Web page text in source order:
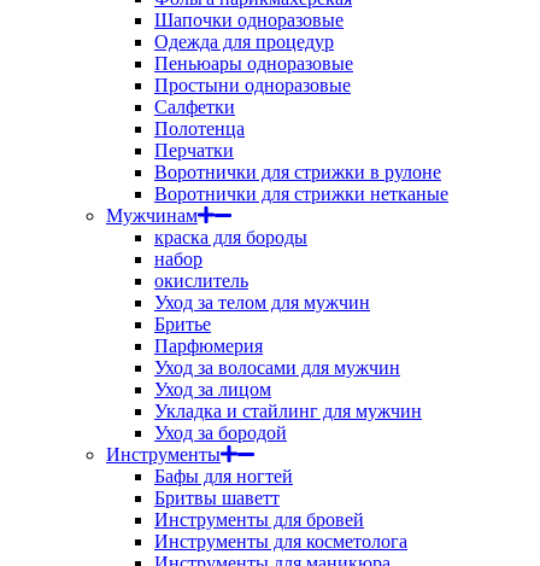
Шапочки одноразовые
Одежда для процедур
Пеньюары одноразовые
Простыни одноразовые
Салфетки
Полотенца
Перчатки
Воротнички для стрижки в рулоне
Воротнички для стрижки нетканые
Мужчинам
краска для бороды
набор
окислитель
Уход за телом для мужчин
Бритье
Парфюмерия
Уход за волосами для мужчин
Уход за лицом
Укладка и стайлинг для мужчин
Уход за бородой
Инструменты
Бафы для ногтей
Бритвы шаветт
Инструменты для бровей
Инструменты для косметолога